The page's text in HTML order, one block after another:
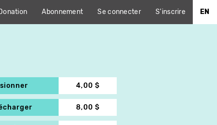
Abonnement Se connecter S'inscrire EN
4,00 $
8,00 $